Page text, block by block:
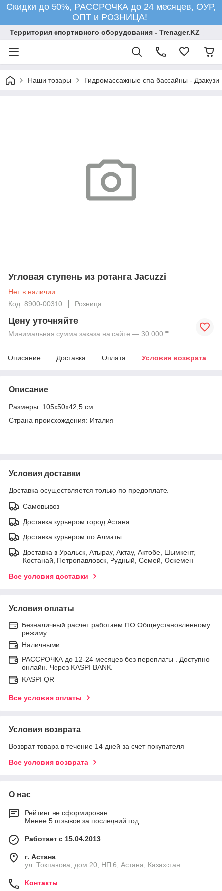
Скидки до 50%, РАССРОЧКА до 24 месяцев, ОУР,
ОПТ и РОЗНИЦА!
Территория спортивного оборудования - Trenager.KZ
Наши товары Гидромассажные спа бассайны - Дзакузи
Угловая ступень из ротанга Jacuzzi
Нет в наличии
Код: 8900-00310
Розница
Цену уточняйте
Минимальная сумма заказа на сайте — 30 000 ₸
Описание Доставка Оплата Условия возврата
Описание
Размеры: 105х50х42,5 см
Страна происхождения: Италия
Условия доставки
Доставка осуществляется только по предоплате.
Самовывоз
Доставка курьером город Астана
Доставка курьером по Алматы
Доставка в Уральск, Атырау, Актау, Актобе, Шымкент,
Костанай, Петропавловск, Рудный, Семей, Оскемен
Все условия доставки
Условия оплаты
Безналичный расчет работаем ПО Общеустановленному
режиму.
Наличными.
РАССРОЧКА до 12-24 месяцев без переплаты . Доступно
онлайн. Через KASPI BANK.
KASPI QR
Все условия оплаты
Условия возврата
Возврат товара в течение 14 дней за счет покупателя
Все условия возврата
О нас
Рейтинг не сформирован
Менее 5 отзывов за последний год
Работает с 15.04.2013
г. Астана
ул. Токпанова, дом 20, НП 6, Астана, Казахстан
Контакты